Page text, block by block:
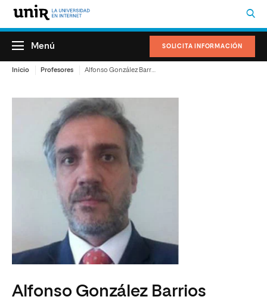
SOLICITA INFORMACIÓN
Menú
Inicio Profesores
Alfonso González Barrios